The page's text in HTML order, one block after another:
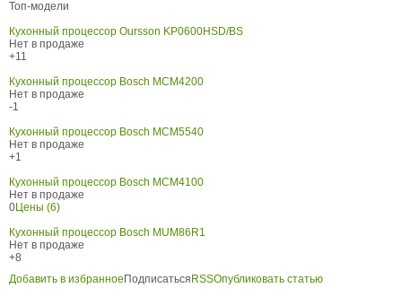
Топ-модели
Кухонный процессор Oursson KP0600HSD/BS
Нет в продаже
+11
Кухонный процессор Bosch MCM4200
Нет в продаже
-1
Кухонный процессор Bosch MCM5540
Нет в продаже
+1
Кухонный процессор Bosch MCM4100
Нет в продаже
0Цены (6)
Кухонный процессор Bosch MUM86R1
Нет в продаже
+8
Добавить в избранноеПодписатьсяRSSОпубликовать статью